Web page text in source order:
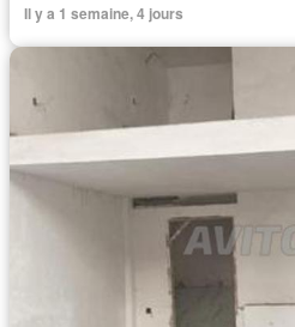
Il y a 1 semaine, 4 jours